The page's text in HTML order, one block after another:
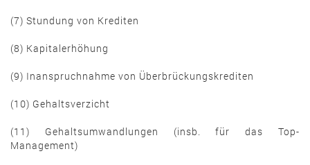
(7) Stundung von Krediten
(8) Kapitalerhöhung
(9) Inanspruchnahme von Überbrückungskrediten
(10) Gehaltsverzicht
(11) Gehaltsumwandlungen (insb. für das Top-
Management)